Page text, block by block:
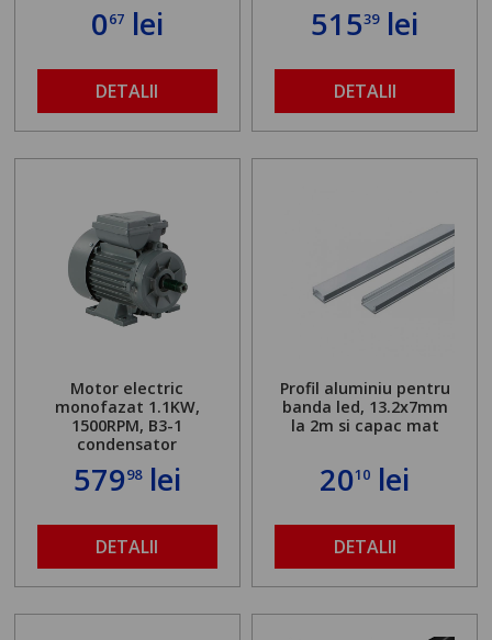
067lei
DETALII
51539lei
DETALII
Motor electric
monofazat 1.1KW,
1500RPM, B3-1
condensator
57998lei
DETALII
Profil aluminiu pentru
banda led, 13.2x7mm
la 2m si capac mat
2010 lei
DETALII